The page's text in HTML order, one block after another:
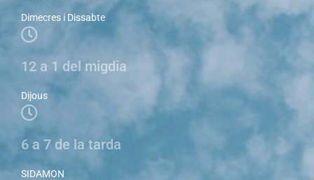
Dimecres i Dissabte
12 a 1 del migdia
Dijous
6 a 7 de la tarda
SIDAMON